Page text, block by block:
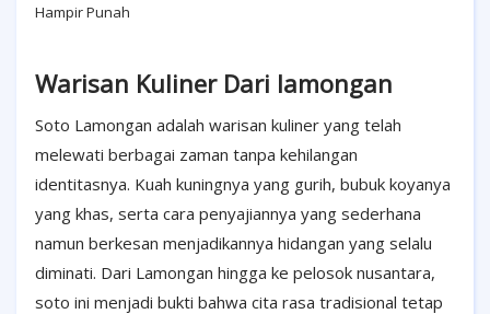
Hampir Punah
Warisan Kuliner Dari lamongan
Soto Lamongan adalah warisan kuliner yang telah
melewati berbagai zaman tanpa kehilangan
identitasnya. Kuah kuningnya yang gurih, bubuk koyanya
yang khas, serta cara penyajiannya yang sederhana
namun berkesan menjadikannya hidangan yang selalu
diminati. Dari Lamongan hingga ke pelosok nusantara,
soto ini menjadi bukti bahwa cita rasa tradisional tetap